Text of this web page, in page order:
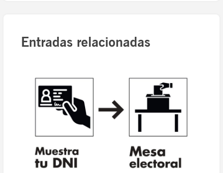
Entradas relacionadas